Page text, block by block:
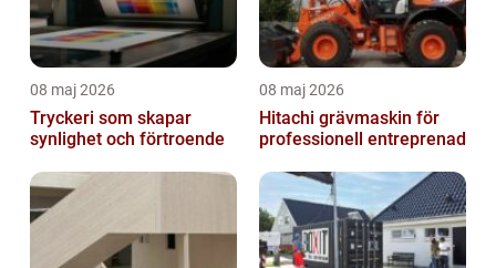
08 maj 2026
Tryckeri som skapar
synlighet och förtroende
08 maj 2026
Hitachi grävmaskin för
professionell entreprenad